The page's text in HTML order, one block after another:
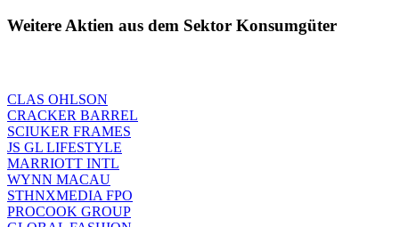
Weitere Aktien aus dem Sektor Konsumgüter
CLAS OHLSON
CRACKER BARREL
SCIUKER FRAMES
JS GL LIFESTYLE
MARRIOTT INTL
WYNN MACAU
STHNXMEDIA FPO
PROCOOK GROUP